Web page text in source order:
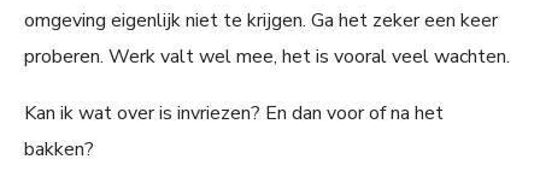
omgeving eigenlijk niet te krijgen. Ga het zeker een keer
proberen. Werk valt wel mee, het is vooral veel wachten.
Kan ik wat over is invriezen? En dan voor of na het
bakken?